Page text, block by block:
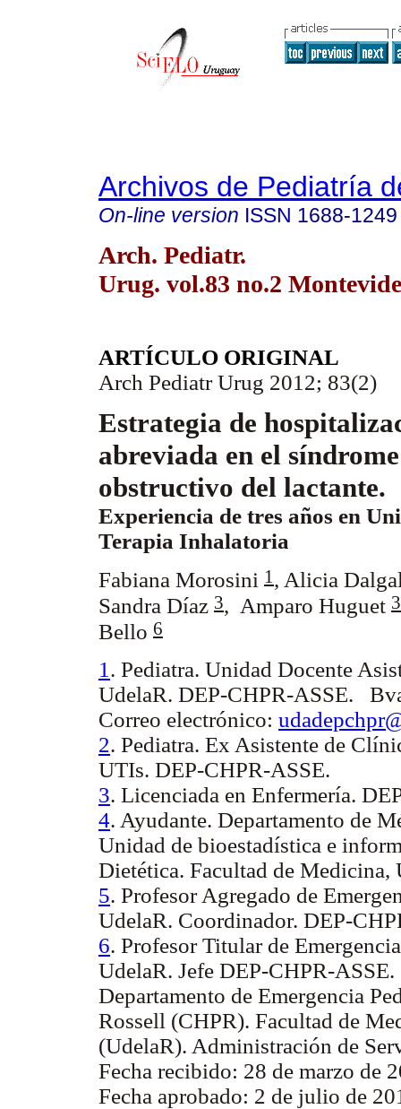
Archivos de Pediatría
On-line version ISSN 1688-1249
Arch. Pediatr.
Urug. vol.83 no.2
ARTÍCULO ORIGINAL
Arch Pediatr Urug 2012; 83(2)
Estrategia de
abreviada en el
obstructivo del lactante.
Experiencia de tres años en
Terapia Inhalatoria
Fabiana Morosini 1 , Alicia
Sandra Díaz 3, Amparo Huguet 3
Bello 6
1 . Pediatra. Unidad Docente
UdelaR. DEP-CHPR-ASSE.
Correo electrónico:
2. Pediatra. Ex Asistente de
UTIs. DEP-CHPR-ASSE.
3. Licenciada en Enfermería.
4. Ayudante. Departamento de
Unidad de bioestadística e
Dietética. Facultad de Medicina,
5. Profesor Agregado de
UdelaR. Coordinador. DEP-
6. Profesor Titular de
UdelaR. Jefe DEP-CHPR-ASSE.
Departamento de Emergencia
Rossell (CHPR). Facultad de
(UdelaR). Administración de
Fecha recibido: 28 de marzo de
Fecha aprobado: 2 de julio de